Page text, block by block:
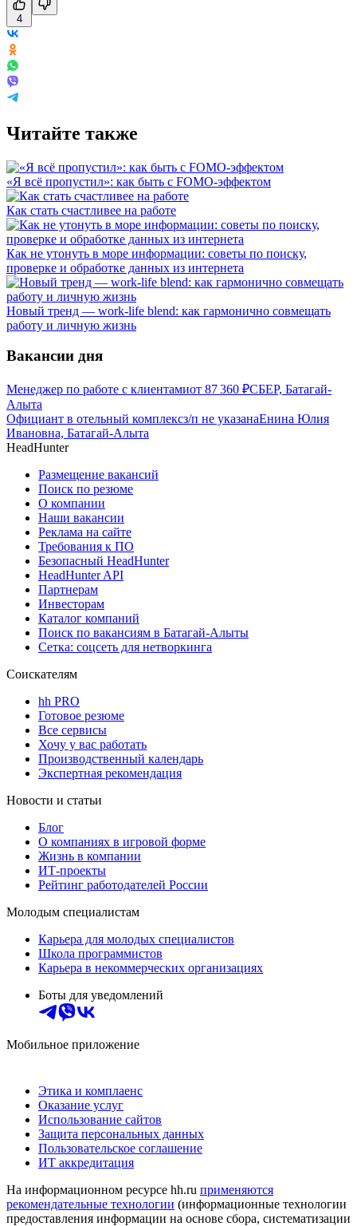
4
Читайте также
«Я всё пропустил»: как быть с FOMO-эффектом
Как стать счастливее на работе
Как не утонуть в море информации: советы по поиску,
проверке и обработке данных из интернета
Новый тренд — work-life blend: как гармонично совмещать
работу и личную жизнь
Вакансии дня
Менеджер по работе с клиентамиот 87 360 ₽СБЕР, Батагай-
Алыта
Официант в отельный комплексз/п не указанаЕнина Юлия
Ивановна, Батагай-Алыта
HeadHunter
Размещение вакансий
Поиск по резюме
О компании
Наши вакансии
Реклама на сайте
Требования к ПО
Безопасный HeadHunter
HeadHunter API
Партнерам
Инвесторам
Каталог компаний
Поиск по вакансиям в Батагай-Алыты
Сетка: соцсеть для нетворкинга
Соискателям
hh PRO
Готовое резюме
Все сервисы
Хочу у вас работать
Производственный календарь
Экспертная рекомендация
Новости и статьи
Блог
О компаниях в игровой форме
Жизнь в компании
ИТ-проекты
Рейтинг работодателей России
Молодым специалистам
Карьера для молодых специалистов
Школа программистов
Карьера в некоммерческих организациях
Боты для уведомлений
Мобильное приложение
Этика и комплаенс
Оказание услуг
Использование сайтов
Защита персональных данных
Пользовательское соглашение
ИТ аккредитация
На информационном ресурсе hh.ru применяются
рекомендательные технологии (информационные технологии
предоставления информации на основе сбора, систематизации